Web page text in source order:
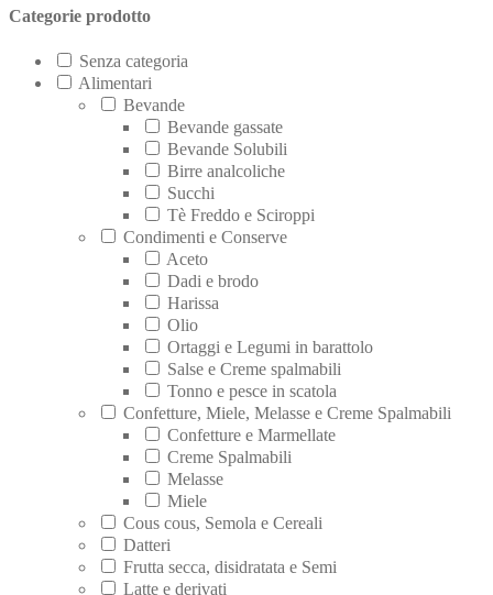
Categorie prodotto
Senza categoria
Alimentari
Bevande
Bevande gassate
Bevande Solubili
Birre analcoliche
Succhi
Tè Freddo e Sciroppi
Condimenti e Conserve
Aceto
Dadi e brodo
Harissa
Olio
Ortaggi e Legumi in barattolo
Salse e Creme spalmabili
Tonno e pesce in scatola
Confetture, Miele, Melasse e Creme Spalmabili
Confetture e Marmellate
Creme Spalmabili
Melasse
Miele
Cous cous, Semola e Cereali
Datteri
Frutta secca, disidratata e Semi
Latte e derivati